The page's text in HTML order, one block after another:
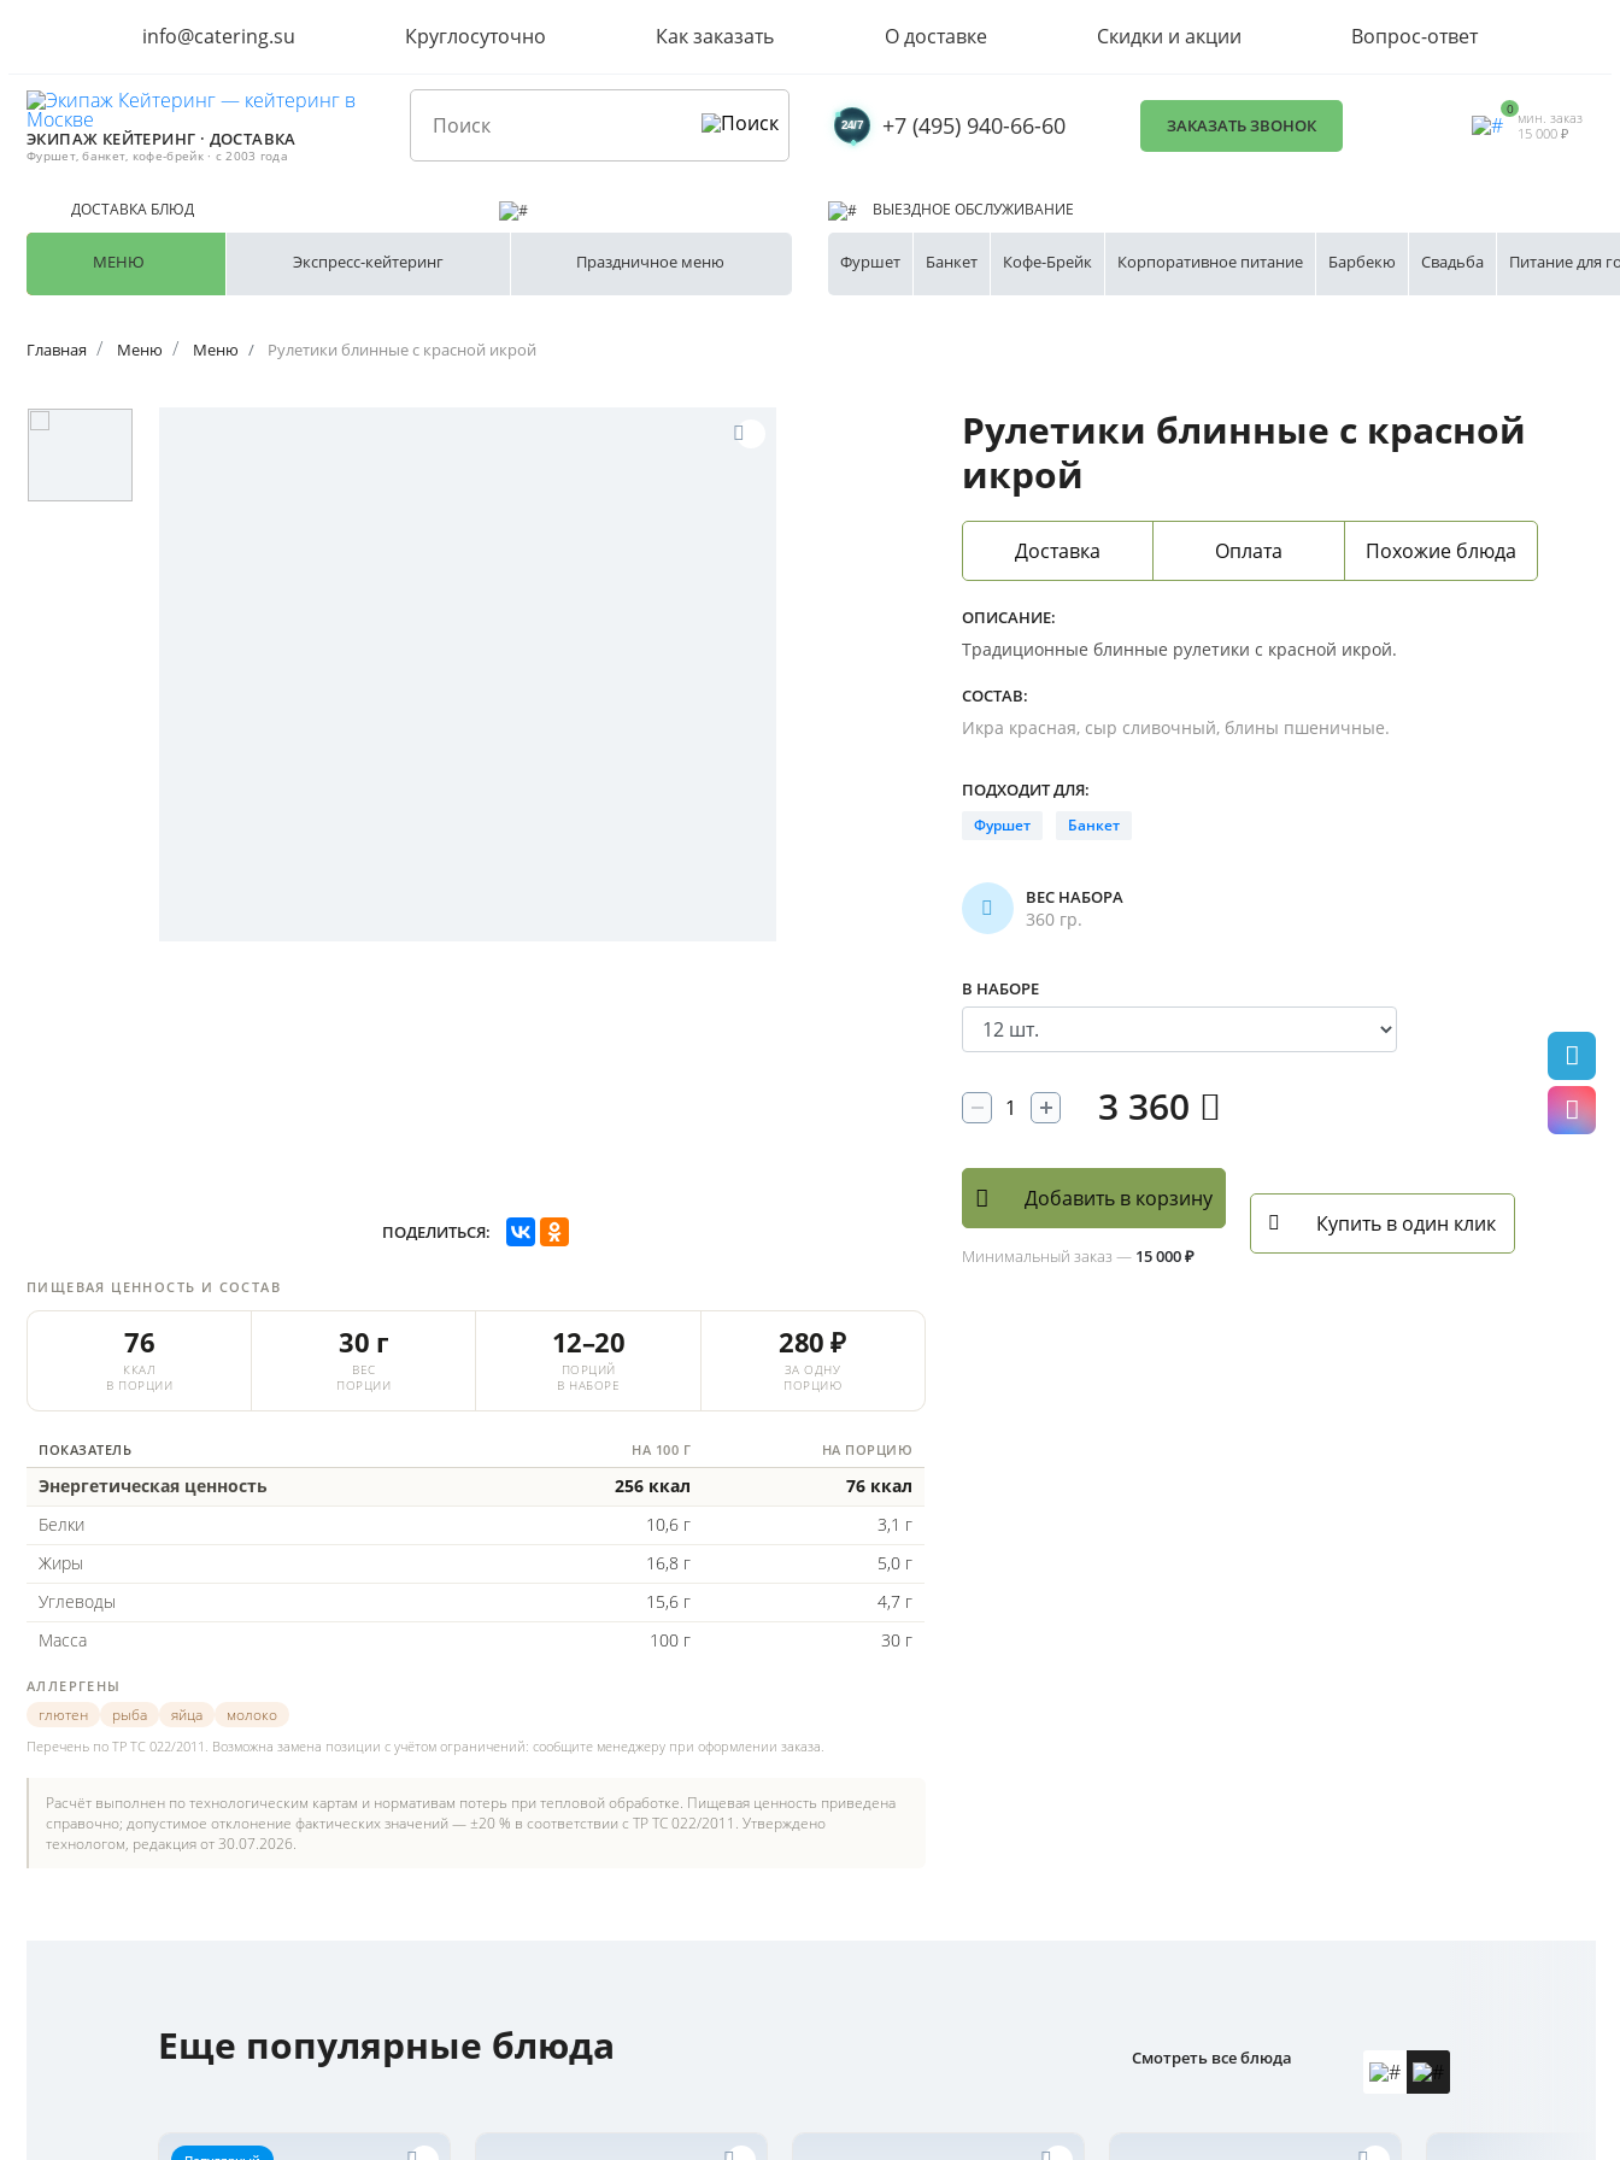
info@catering.su Круглосуточно Как заказать О доставке Скидки и акции Вопрос-ответ
ЭКИПАЖ КЕЙТЕРИНГ · ДОСТАВКА
Фуршет, банкет, кофе-брейк · с 2003 года
+7 (495) 940-66-60 ЗАКАЗАТЬ ЗВОНОК
0 мин. заказ
15 000 ₽
ДОСТАВКА БЛЮД
МЕНЮ Экспресс-кейтеринг Праздничное меню
ВЫЕЗДНОЕ ОБСЛУЖИВАНИЕ
Фуршет Банкет Кофе-Брейк Корпоративное питание Барбекю Свадьба Питание для
Главная Меню Меню Рулетики блинные с красной икрой
ПОДЕЛИТЬСЯ:
ПИЩЕВАЯ ЦЕННОСТЬ И СОСТАВ
76
ККАЛ
В ПОРЦИИ
30 г
ВЕС
ПОРЦИИ
12–20
ПОРЦИЙ
В НАБОРЕ
280 ₽
ЗА ОДНУ
ПОРЦИЮ
ПОКАЗАТЕЛЬ НА 100 Г НА ПОРЦИЮ
Энергетическая ценность 256 ккал
76 ккал
Белки
10,6 г
3,1 г
Жиры
16,8 г
5,0 г
Углеводы
15,6 г
4,7 г
Масса
100 г 30 г
АЛЛЕРГЕНЫ
глютен
рыба яйца
молоко
Перечень по ТР ТС 022/2011. Возможна замена позиции с учётом ограничений: сообщите менеджеру при оформлении заказа.
Расчёт выполнен по технологическим картам и нормативам потерь при тепловой обработке. Пищевая ценность приведена
справочно; допустимое отклонение фактических значений — ±20 % в соответствии с ТР ТС 022/2011. Утверждено
технологом, редакция от 30.07.2026.
Рулетики блинные с красной
икрой
Доставка Оплата Похожие блюда
ОПИСАНИЕ:
Традиционные блинные рулетики с красной икрой.
СОСТАВ:
Икра красная, сыр сливочный, блины пшеничные.
ПОДХОДИТ ДЛЯ:
Фуршет Банкет
ВЕС НАБОРА
360 гр.
В НАБОРЕ
3 360
Добавить в корзину
Минимальный заказ — 15 000 ₽
Купить в один клик
Еще популярные блюда Смотреть все блюда